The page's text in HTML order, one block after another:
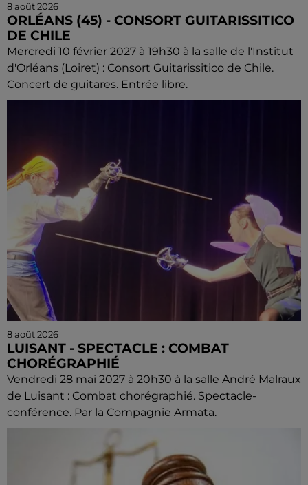
8 août 2026
ORLÉANS (45) - CONSORT GUITARISSITICO
DE CHILE
Mercredi 10 février 2027 à 19h30 à la salle de l'Institut
d'Orléans (Loiret) : Consort Guitarissitico de Chile.
Concert de guitares. Entrée libre.
8 août 2026
LUISANT - SPECTACLE : COMBAT
CHORÉGRAPHIÉ
Vendredi 28 mai 2027 à 20h30 à la salle André Malraux
de Luisant : Combat chorégraphié. Spectacle-
conférence. Par la Compagnie Armata.